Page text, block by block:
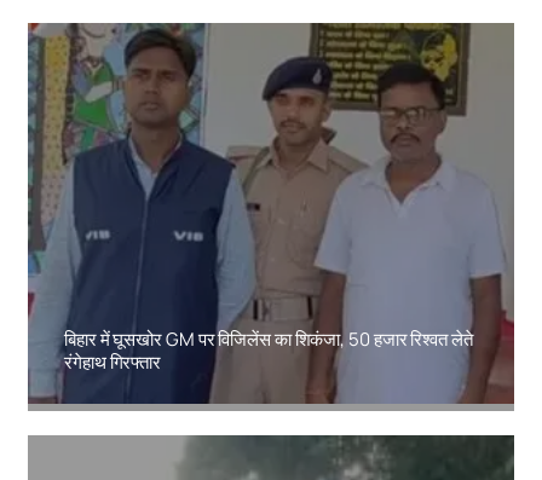
बिहार में घूसखोर GM पर विजिलेंस का शिकंजा, 50 हजार रिश्वत लेते
रंगेहाथ गिरफ्तार